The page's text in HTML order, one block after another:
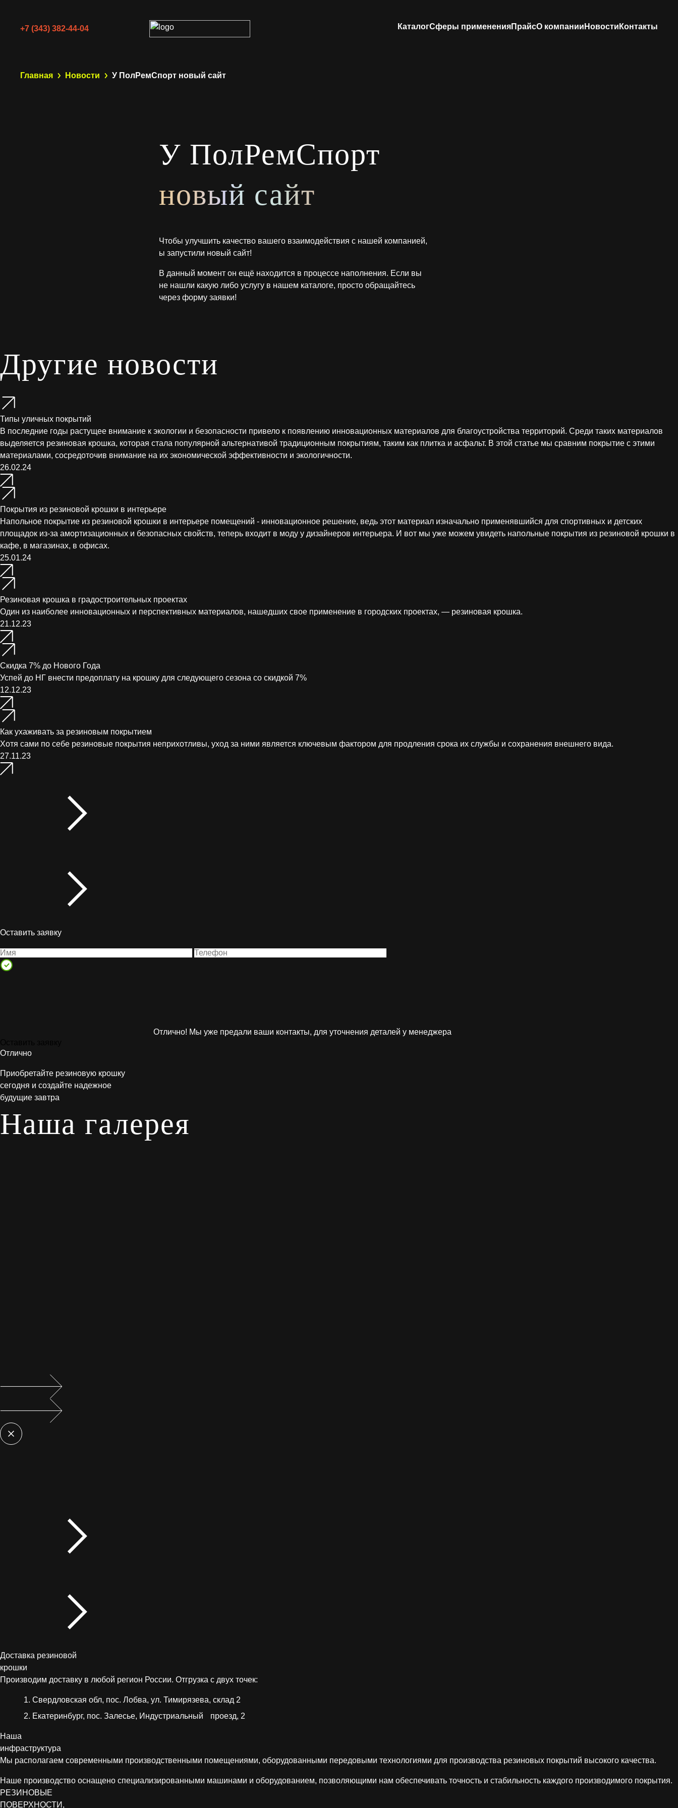
+7 (343) 382-44-04 КаталогСферы примененияПрайсО компании Новости Контакты
Главная Новости У ПолРемСпорт новый сайт
У ПолРемСпорт
новый сайт
Чтобы улучшить качество вашего взаимодействия с нашей компанией,
ы запустили новый сайт!
В данный момент он ещё находится в процессе наполнения. Если вы
не нашли какую либо услугу в нашем каталоге, просто обращайтесь
через форму заявки!
Другие новости
Типы уличных покрытий
В последние годы растущее внимание к экологии и безопасности привело к появлению инновационных материалов для благоустройства территорий. Среди таких материалов
выделяется резиновая крошка, которая стала популярной альтернативой традиционным покрытиям, таким как плитка и асфальт. В этой статье мы сравним покрытие с этими
материалами, сосредоточив внимание на их экономической эффективности и экологичности.
26.02.24
Покрытия из резиновой крошки в интерьере
Напольное покрытие из резиновой крошки в интерьере помещений - инновационное решение, ведь этот материал изначально применявшийся для спортивных и детских
площадок из-за амортизационных и безопасных свойств, теперь входит в моду у дизайнеров интерьера. И вот мы уже можем увидеть напольные покрытия из резиновой крошки в
кафе, в магазинах, в офисах.
25.01.24
Резиновая крошка в градостроительных проектах
Один из наиболее инновационных и перспективных материалов, нашедших свое применение в городских проектах, — резиновая крошка.
21.12.23
Скидка 7% до Нового Года
Успей до НГ внести предоплату на крошку для следующего сезона со скидкой 7%
12.12.23
Как ухаживать за резиновым покрытием
Хотя сами по себе резиновые покрытия неприхотливы, уход за ними является ключевым фактором для продления срока их службы и сохранения внешнего вида.
27.11.23
Оставить заявку
Отлично! Мы уже предали ваши контакты, для уточнения деталей у менеджера
Отлично
Приобретайте резиновую крошку
сегодня и создайте надежное
будущие завтра
Наша галерея
Доставка резиновой
крошки
Производим доставку в любой регион России. Отгрузка с двух точек:
Свердловская обл, пос. Лобва, ул. Тимирязева, склад 2
Екатеринбург, пос. Залесье, Индустриальный проезд, 2
Наша
инфраструктура
Мы располагаем современными производственными помещениями, оборудованными передовыми технологиями для производства резиновых покрытий высокого качества.
Наше производство оснащено специализированными машинами и оборудованием, позволяющими нам обеспечивать точность и стабильность каждого производимого покрытия.
РЕЗИНОВЫЕ
ПОВЕРХНОСТИ,